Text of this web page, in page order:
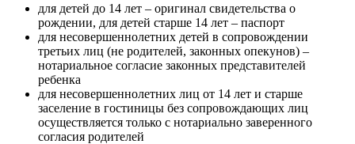
для детей до 14 лет – оригинал свидетельства о
рождении, для детей старше 14 лет – паспорт
для несовершеннолетних детей в сопровождении
третьих лиц (не родителей, законных опекунов) –
нотариальное согласие законных представителей
ребенка
для несовершеннолетних лиц от 14 лет и старше
заселение в гостиницы без сопровождающих лиц
осуществляется только с нотариально заверенного
согласия родителей